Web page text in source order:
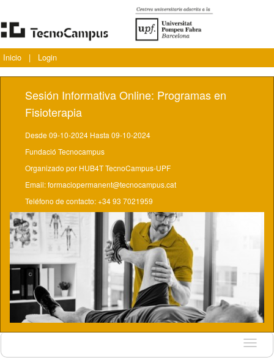
Inicio | Login
Sesión Informativa Online: Programas en
Fisioterapia
Desde 09-10-2024 Hasta 09-10-2024
Fundació Tecnocampus
Organizado por HUB4T TecnoCampus-UPF
Email: formaciopermanent@tecnocampus.cat
Teléfono de contacto: +34 93 7021959
Idioma